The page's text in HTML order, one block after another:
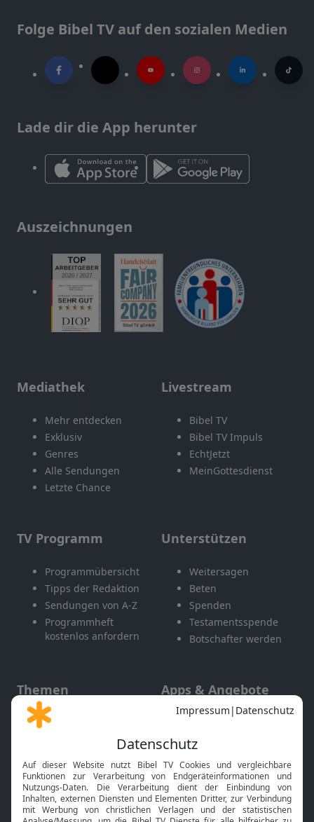
Folge Bibel TV auf den sozialen Medien
Lade dir die App herunter
Auszeichnungen
Mediathek
Mehr entdecken
Exklusiv
Genres
Alle Sendungen
Letzte Chance
Livestream
Bibel TV
Bibel TV Impuls
EchtJetzt
MeinGottesdienst
TV Programm
Programmübersicht
Tipps der Redaktion
Sendungen von A-Z
Programmheft
kostenlos anfordern
Unterstützen
Weitersagen
Beten
Spenden
Testamentsspende
Botschafter werden
Themen
Gott und Bibel erklärt
Neuigkeiten
Apps & Angebote
Mobile App
Smart TV
HbbTV
Bibelthek Online-Bibel